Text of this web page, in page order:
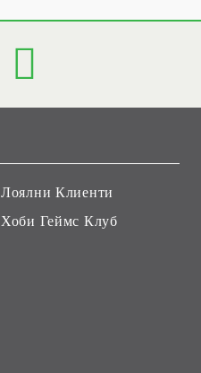
Лоялни Клиенти
Хоби Геймс Клуб